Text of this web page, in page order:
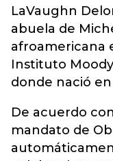
LaVaughn
abuela de
afroamericana
Instituto
donde nació en
De acuerdo
mandato de